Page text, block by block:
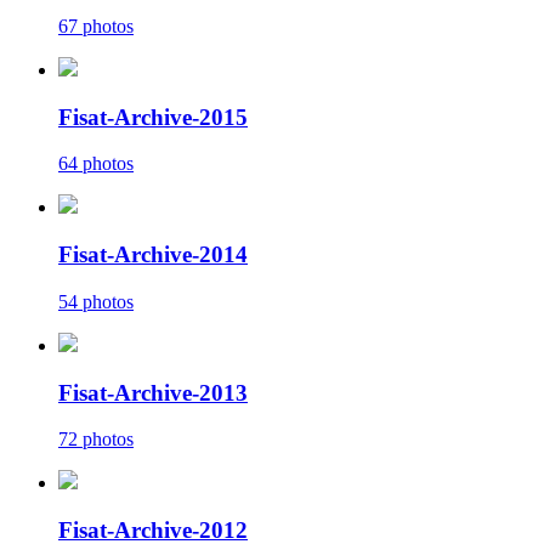
67 photos
Fisat-Archive-2015
64 photos
Fisat-Archive-2014
54 photos
Fisat-Archive-2013
72 photos
Fisat-Archive-2012